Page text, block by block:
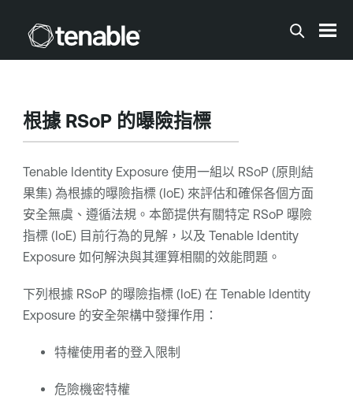
根據 RSoP 的曝險指標
Tenable Identity Exposure使用一組以 RSoP (原則結
果集) 為根據的曝險指標 (IoE) 來評估和確保各個方面
安全無虞、遵循法規。本節提供有關特定 RSoP 曝險
指標 (IoE) 目前行為的見解，以及 Tenable Identity
Exposure如何解決與其運算相關的效能問題。
下列根據 RSoP 的曝險指標 (IoE) 在 Tenable Identity
Exposure的安全架構中發揮作用：
特權使用者的登入限制
危險機密特權